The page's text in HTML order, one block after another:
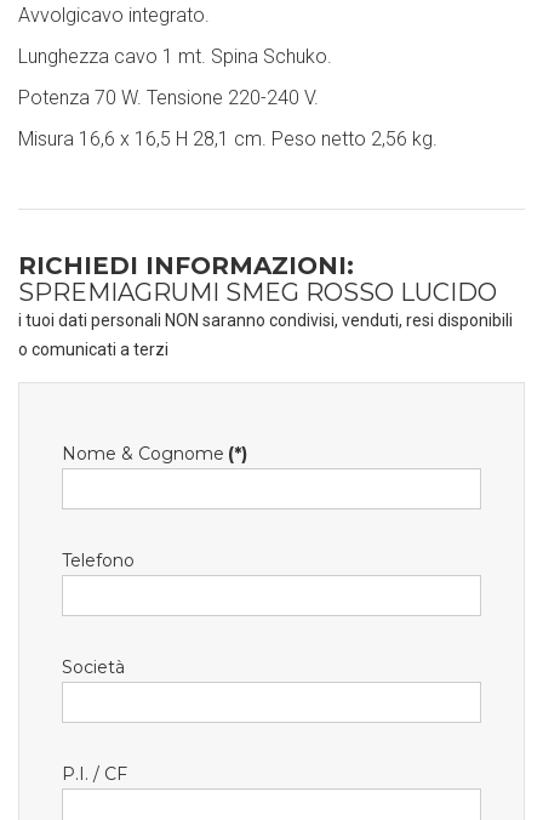
Avvolgicavo integrato.
Lunghezza cavo 1 mt. Spina Schuko.
Potenza 70 W. Tensione 220-240 V.
Misura 16,6 x 16,5 H 28,1 cm. Peso netto 2,56 kg.
RICHIEDI INFORMAZIONI:
SPREMIAGRUMI SMEG ROSSO LUCIDO
i tuoi dati personali NON saranno condivisi, venduti, resi disponibili
o comunicati a terzi
Nome & Cognome (*)
Telefono
Società
P.I. / CF